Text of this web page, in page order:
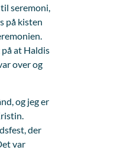
seremoni,
på kisten
at Haldis
over og
og jeg er
der
var